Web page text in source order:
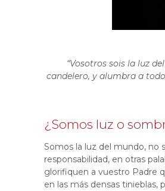
“Vosotros sois la luz
candelero, y alumbra a
¿Somos luz o
Somos la luz del mundo, no
responsabilidad, en otras
glorifiquen a vuestro Padre
en las más densas tinieblas,